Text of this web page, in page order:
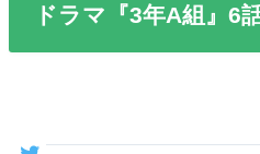
ドラマ『3年A組』6